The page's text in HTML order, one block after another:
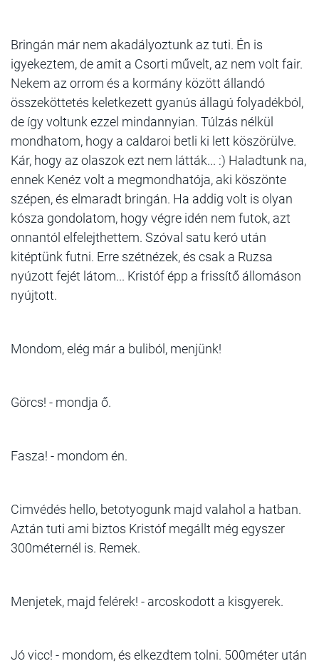
Bringán már nem akadályoztunk az tuti. Én is
igyekeztem, de amit a Csorti művelt, az nem volt fair.
Nekem az orrom és a kormány között állandó
összeköttetés keletkezett gyanús állagú folyadékból,
de így voltunk ezzel mindannyian. Túlzás nélkül
mondhatom, hogy a caldaroi betli ki lett köszörülve.
Kár, hogy az olaszok ezt nem látták... :) Haladtunk na,
ennek Kenéz volt a megmondhatója, aki köszönte
szépen, és elmaradt bringán. Ha addig volt is olyan
kósza gondolatom, hogy végre idén nem futok, azt
onnantól elfelejthettem. Szóval satu keró után
kitéptünk futni. Erre szétnézek, és csak a Ruzsa
nyúzott fejét látom... Kristóf épp a frissítő állomáson
nyújtott.
Mondom, elég már a buliból, menjünk!
Görcs! - mondja ő.
Fasza! - mondom én.
Cimvédés hello, betotyogunk majd valahol a hatban.
Aztán tuti ami biztos Kristóf megállt még egyszer
300méternél is. Remek.
Menjetek, majd felérek! - arcoskodott a kisgyerek.
Jó vicc! - mondom, és elkezdtem tolni. 500méter után